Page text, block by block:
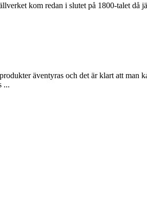
kom redan i slutet på 1800-talet då
äventyras och det är klart att man
...